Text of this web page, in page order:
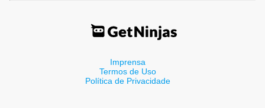
Imprensa
Termos de Uso
Política de Privacidade